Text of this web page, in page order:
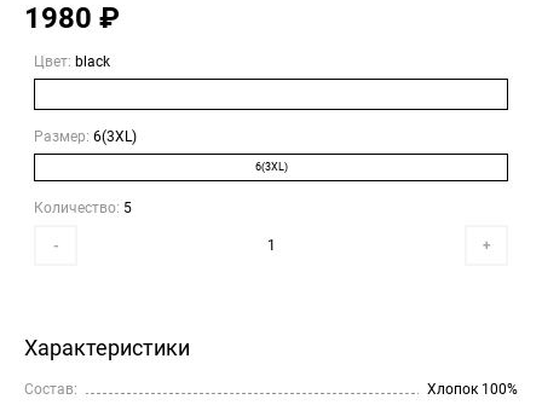
1980 ₽
Цвет: black
Размер: 6(3XL)
6(3XL)
Количество: 5
- +
Характеристики
Состав:
Хлопок 100%